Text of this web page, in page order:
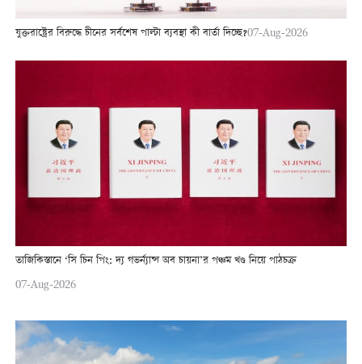
যুক্তরাষ্ট্রের বিরুদ্ধে চীনের সর্বশেষ পাল্টা ব্যবস্থা কী বার্তা দিচ্ছে?07-Aug-2026
তাজিকিস্তানে ‘সি চিন পিং: দ্য গভর্ন্যান্স অব চায়না’র পঞ্চম খণ্ড নিয়ে পাঠচক্র
07-Aug-2026